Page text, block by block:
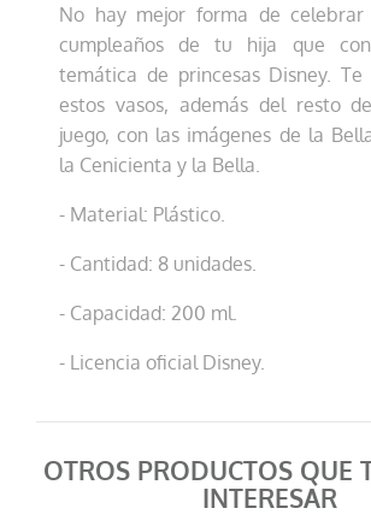
No hay mejor forma de
cumpleaños de tu hija que
temática de princesas Disney. Te
estos vasos, además del resto
juego, con las imágenes de la
la Cenicienta y la Bella.
- Material: Plástico.
- Cantidad: 8 unidades.
- Capacidad: 200 ml.
- Licencia oficial Disney.
OTROS PRODUCTOS QUE
INTERESAR